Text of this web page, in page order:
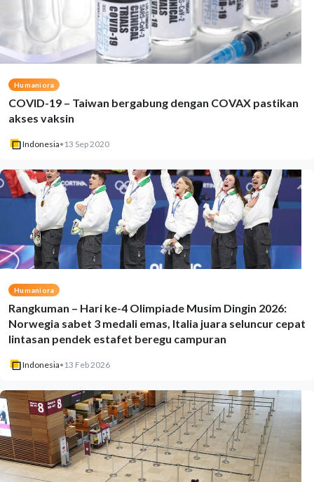
Humaniora
COVID-19 – Taiwan bergabung dengan COVAX pastikan
akses vaksin
Indonesia• 13 Sep 2020
Humaniora
Rangkuman – Hari ke-4 Olimpiade Musim Dingin 2026:
Norwegia sabet 3 medali emas, Italia juara seluncur cepat
lintasan pendek estafet beregu campuran
Indonesia• 13 Feb 2026